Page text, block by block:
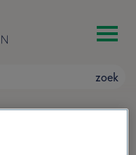
zoek
met cystic